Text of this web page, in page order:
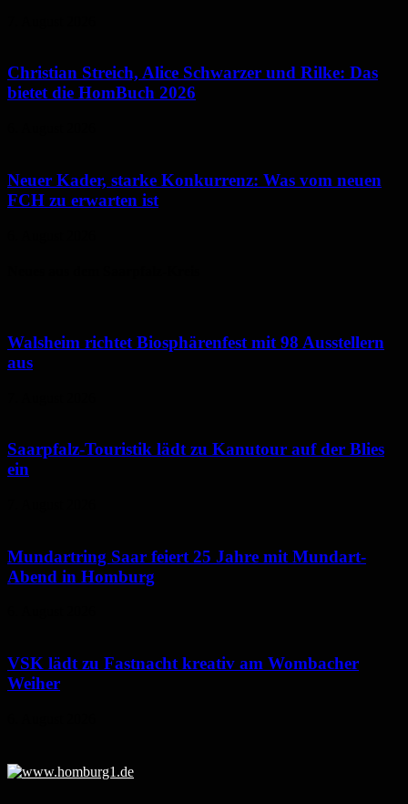
Christian Streich, Alice Schwarzer und Rilke: Das
bietet die HomBuch 2026
Neuer Kader, starke Konkurrenz: Was vom neuen
FCH zu erwarten ist
Walsheim richtet Biosphärenfest mit 98 Ausstellern
aus
Saarpfalz-Touristik lädt zu Kanutour auf der Blies
ein
Mundartring Saar feiert 25 Jahre mit Mundart-
Abend in Homburg
VSK lädt zu Fastnacht kreativ am Wombacher
Weiher